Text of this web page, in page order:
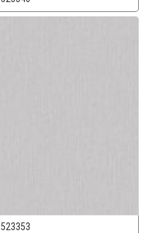
523353